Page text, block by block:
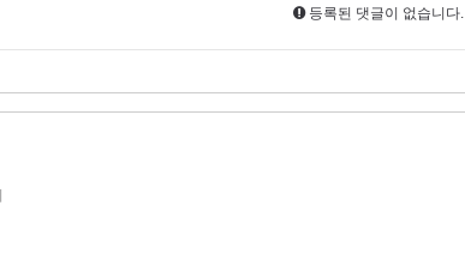
등록된 댓글이 없습니다.